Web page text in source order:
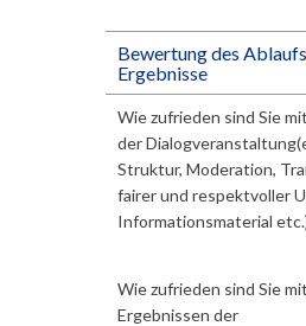
Bewertung des
Ergebnisse
Wie zufrieden sind Sie
der
Struktur, Moderation,
fairer und respektvoller
Informationsmaterial
Wie zufrieden sind Sie
Ergebnissen der